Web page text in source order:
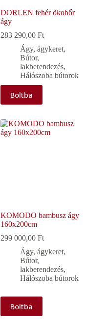
DORLEN fehér ökobőr
ágy
283 290,00Ft
Ágy, ágykeret,
Bútor,
lakberendezés,
Hálószoba bútorok
Boltba
KOMODO bambusz ágy
160x200cm
299 000,00Ft
Ágy, ágykeret,
Bútor,
lakberendezés,
Hálószoba bútorok
Boltba